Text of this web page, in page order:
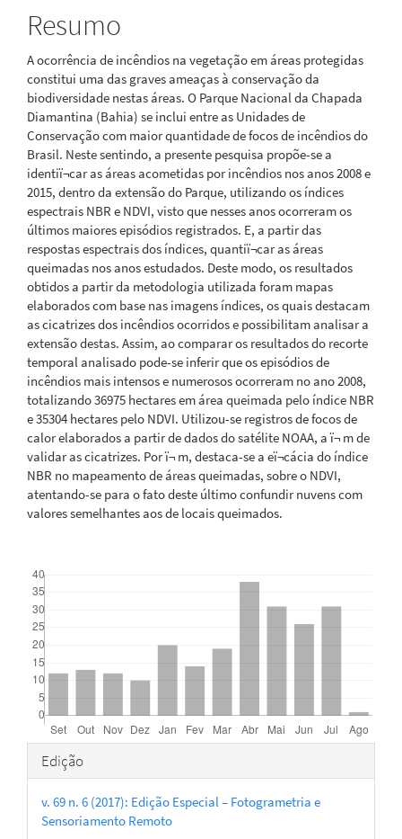
Resumo
A ocorrência de incêndios na vegetação em áreas protegidas
constitui uma das graves ameaças à conservação da
biodiversidade nestas áreas. O Parque Nacional da Chapada
Diamantina (Bahia) se inclui entre as Unidades de
Conservação com maior quantidade de focos de incêndios do
Brasil. Neste sentindo, a presente pesquisa propõe-se a
identiï¬car as áreas acometidas por incêndios nos anos 2008 e
2015, dentro da extensão do Parque, utilizando os índices
espectrais NBR e NDVI, visto que nesses anos ocorreram os
últimos maiores episódios registrados. E, a partir das
respostas espectrais dos índices, quantiï¬car as áreas
queimadas nos anos estudados. Deste modo, os resultados
obtidos a partir da metodologia utilizada foram mapas
elaborados com base nas imagens índices, os quais destacam
as cicatrizes dos incêndios ocorridos e possibilitam analisar a
extensão destas. Assim, ao comparar os resultados do recorte
temporal analisado pode-se inferir que os episódios de
incêndios mais intensos e numerosos ocorreram no ano 2008,
totalizando 36975 hectares em área queimada pelo índice NBR
e 35304 hectares pelo NDVI. Utilizou-se registros de focos de
calor elaborados a partir de dados do satélite NOAA, a ï¬ m de
validar as cicatrizes. Por ï¬ m, destaca-se a eï¬cácia do índice
NBR no mapeamento de áreas queimadas, sobre o NDVI,
atentando-se para o fato deste último confundir nuvens com
valores semelhantes aos de locais queimados.
Detalhes
do
artigo
Edição
v. 69 n. 6 (2017): Edição Especial – Fotogrametria e
Sensoriamento Remoto